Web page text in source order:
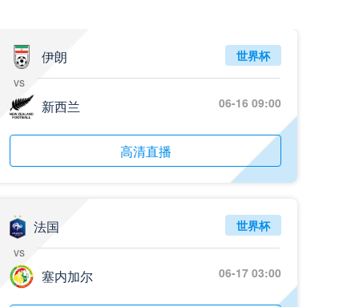
伊朗
vs
新西兰
世界杯
06-16 09:00
高清直播
法国
vs
塞内加尔
世界杯
06-17 03:00